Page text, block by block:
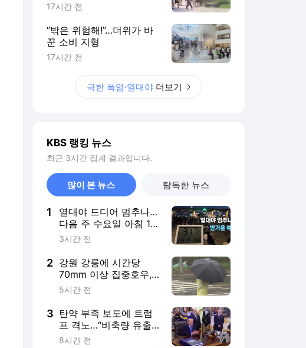
17시간 전
“밖은 위험해!”…더위가 바
꾼 소비 지형
17시간 전
극한 폭염·열대야 더보기
KBS 랭킹 뉴스
최근 3시간 집계 결과입니다.
많이 본 뉴스 탐독한 뉴스
1
열대야 드디어 멈추나…
다음 주 수요일 아침 19
도?
3시간 전
2 강원 강릉에 시간당
70mm 이상 집중호우,
침수 주의
5시간 전
3 탄약 부족 보도에 트럼
프 격노…“비축량 유출
관련 조사 지시”
8시간 전